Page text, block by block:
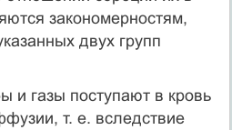
закономерностям,
двух групп
и газы поступают в кровь
т. е. вследствие